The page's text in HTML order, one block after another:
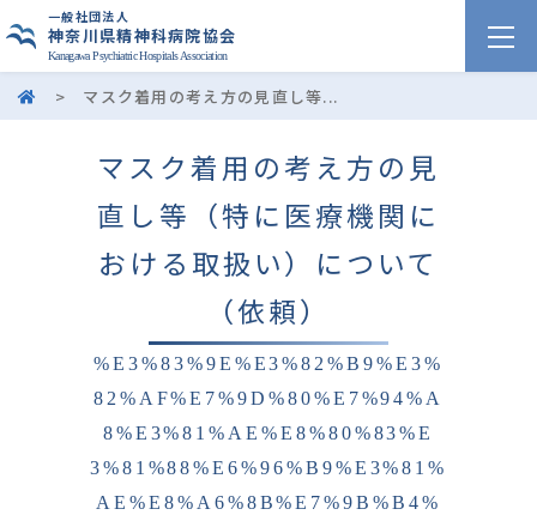
一般社団法人
神奈川県精神科病院協会
Kanagawa Psychiatric Hospitals Association
> マスク着用の考え方の見直し等...
マスク着用の考え方の見
直し等（特に医療機関に
おける取扱い）について
（依頼）
%E3%83%9E%E3%82%B9%E3%
82%AF%E7%9D%80%E7%94%A
8%E3%81%AE%E8%80%83%E
3%81%88%E6%96%B9%E3%81%
AE%E8%A6%8B%E7%9B%B4%